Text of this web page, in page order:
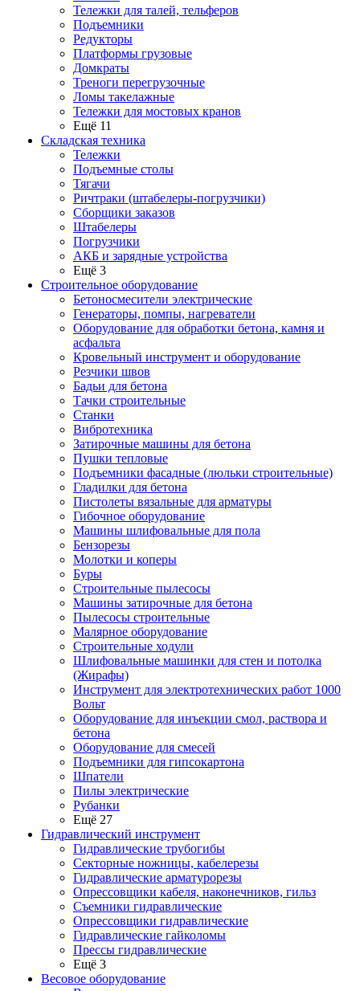
Тележки для талей, тельферов
Подъемники
Редукторы
Платформы грузовые
Домкраты
Треноги перегрузочные
Ломы такелажные
Тележки для мостовых кранов
Ещё 11
Складская техника
Тележки
Подъемные столы
Тягачи
Ричтраки (штабелеры-погрузчики)
Сборщики заказов
Штабелеры
Погрузчики
АКБ и зарядные устройства
Ещё 3
Строительное оборудование
Бетоносмесители электрические
Генераторы, помпы, нагреватели
Оборудование для обработки бетона, камня и
асфальта
Кровельный инструмент и оборудование
Резчики швов
Бадьи для бетона
Тачки строительные
Станки
Вибротехника
Затирочные машины для бетона
Пушки тепловые
Подъемники фасадные (люльки строительные)
Гладилки для бетона
Пистолеты вязальные для арматуры
Гибочное оборудование
Машины шлифовальные для пола
Бензорезы
Молотки и коперы
Буры
Строительные пылесосы
Машины затирочные для бетона
Пылесосы строительные
Малярное оборудование
Строительные ходули
Шлифовальные машинки для стен и потолка
(Жирафы)
Инструмент для электротехнических работ 1000
Вольт
Оборудование для инъекции смол, раствора и
бетона
Оборудование для смесей
Подъемники для гипсокартона
Шпатели
Пилы электрические
Рубанки
Ещё 27
Гидравлический инструмент
Гидравлические трубогибы
Секторные ножницы, кабелерезы
Гидравлические арматурорезы
Опрессовщики кабеля, наконечников, гильз
Съемники гидравлические
Опрессовщики гидравлические
Гидравлические гайколомы
Прессы гидравлические
Ещё 3
Весовое оборудование